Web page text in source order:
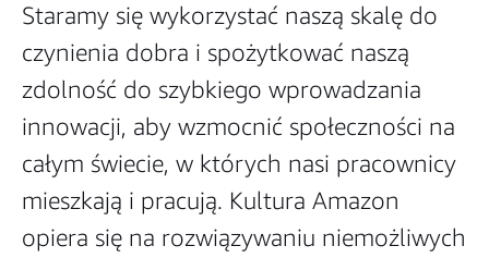
Staramy się wykorzystać naszą skalę do
czynienia dobra i spożytkować naszą
zdolność do szybkiego wprowadzania
innowacji, aby wzmocnić społeczności na
całym świecie, w których nasi pracownicy
mieszkają i pracują. Kultura Amazon
opiera się na rozwiązywaniu niemożliwych